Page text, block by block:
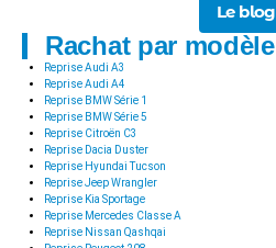
Le blog
Rachat par modèle
Reprise Audi A3
Reprise Audi A4
Reprise BMW Série 1
Reprise BMW Série 5
Reprise Citroën C3
Reprise Dacia Duster
Reprise Hyundai Tucson
Reprise Jeep Wrangler
Reprise Kia Sportage
Reprise Mercedes Classe A
Reprise Nissan Qashqai